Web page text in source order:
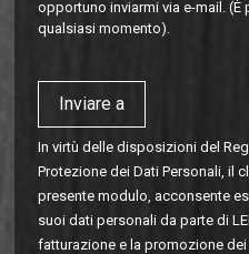
opportuno inviarmi via e-mail.
qualsiasi momento).
In virtù delle disposizioni del
Protezione dei Dati Personali, il
presente modulo, acconsente
suoi dati personali da parte di
fatturazione e la promozione